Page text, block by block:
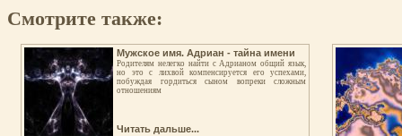
Смотрите также:
Мужское имя. Адриан - тайна имени
Родителям нелегко найти с Адрианом общий язык,
но это с лихвой компенсируется его успехами,
побуждая гордиться сыном вопреки сложным
отношениям
Читать дальше...